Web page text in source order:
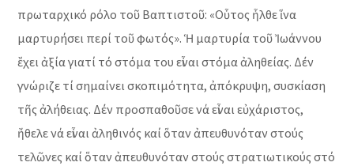
πρωταρχικό ρόλο τοῦ Βαπτιστοῦ: «Οὗτος ἧλθε ἵνα
μαρτυρήσει περί τοῦ φωτός». Ἡ μαρτυρία τοῦ Ἰωάννου
ἔχει ἀξία γιατί τό στόμα του εἶναι στόμα ἀληθείας. Δέν
γνώριζε τί σημαίνει σκοπιμότητα, ἀπόκρυψη, συσκίαση
τῆς ἀλήθειας. Δέν προσπαθοῦσε νά εἶναι εὐχάριστος,
ἤθελε νά εἶναι ἀληθινός καί ὅταν ἀπευθυνόταν στούς
τελῶνες καί ὅταν ἀπευθυνόταν στούς στρατιωτικούς στό